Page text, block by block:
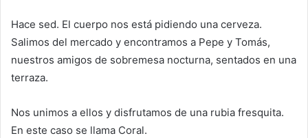
Hace sed. El cuerpo nos está pidiendo una cerveza.
Salimos del mercado y encontramos a Pepe y Tomás,
nuestros amigos de sobremesa nocturna, sentados en una
terraza.
Nos unimos a ellos y disfrutamos de una rubia fresquita.
En este caso se llama Coral.